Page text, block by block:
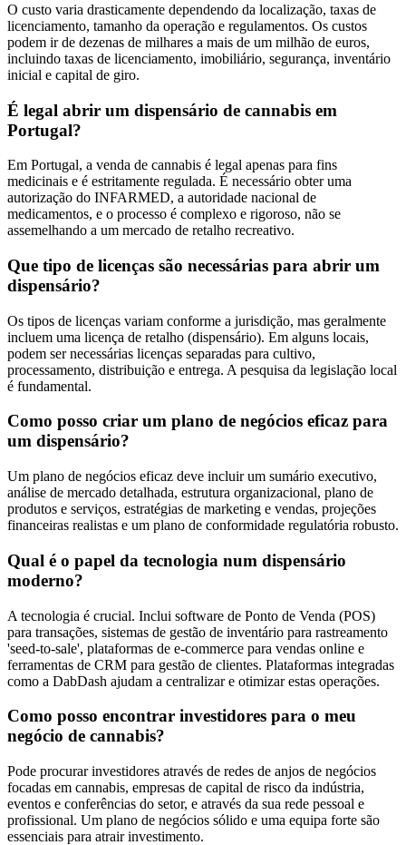
O custo varia drasticamente dependendo da localização, taxas de
licenciamento, tamanho da operação e regulamentos. Os custos
podem ir de dezenas de milhares a mais de um milhão de euros,
incluindo taxas de licenciamento, imobiliário, segurança, inventário
inicial e capital de giro.
É legal abrir um dispensário de cannabis em
Portugal?
Em Portugal, a venda de cannabis é legal apenas para fins
medicinais e é estritamente regulada. É necessário obter uma
autorização do INFARMED, a autoridade nacional de
medicamentos, e o processo é complexo e rigoroso, não se
assemelhando a um mercado de retalho recreativo.
Que tipo de licenças são necessárias para abrir um
dispensário?
Os tipos de licenças variam conforme a jurisdição, mas geralmente
incluem uma licença de retalho (dispensário). Em alguns locais,
podem ser necessárias licenças separadas para cultivo,
processamento, distribuição e entrega. A pesquisa da legislação local
é fundamental.
Como posso criar um plano de negócios eficaz para
um dispensário?
Um plano de negócios eficaz deve incluir um sumário executivo,
análise de mercado detalhada, estrutura organizacional, plano de
produtos e serviços, estratégias de marketing e vendas, projeções
financeiras realistas e um plano de conformidade regulatória robusto.
Qual é o papel da tecnologia num dispensário
moderno?
A tecnologia é crucial. Inclui software de Ponto de Venda (POS)
para transações, sistemas de gestão de inventário para rastreamento
'seed-to-sale', plataformas de e-commerce para vendas online e
ferramentas de CRM para gestão de clientes. Plataformas integradas
como a DabDash ajudam a centralizar e otimizar estas operações.
Como posso encontrar investidores para o meu
negócio de cannabis?
Pode procurar investidores através de redes de anjos de negócios
focadas em cannabis, empresas de capital de risco da indústria,
eventos e conferências do setor, e através da sua rede pessoal e
profissional. Um plano de negócios sólido e uma equipa forte são
essenciais para atrair investimento.